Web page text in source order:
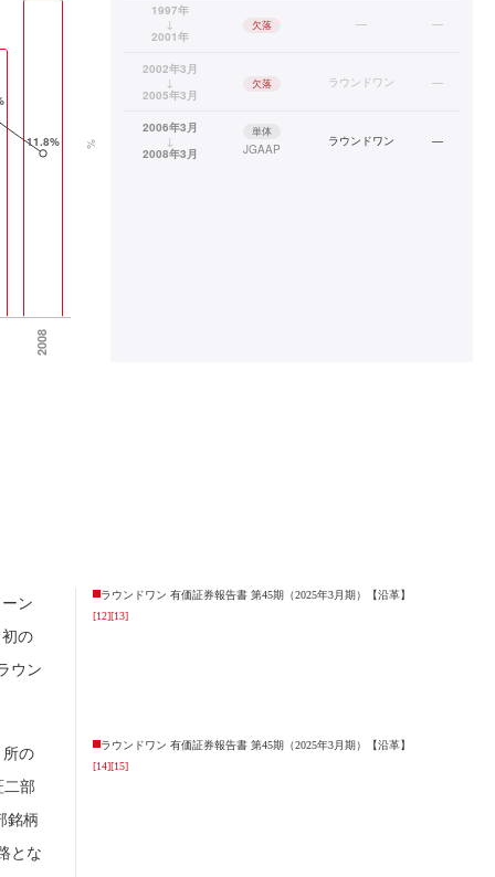
1997年
↓
2001年
欠落 — —
2002年3月
↓
2005年3月
欠落 ラウンドワン —
2006年3月
↓
2008年3月
単体
JGAAP
ラウンドワン —
ン
の
ウン
ラウンドワン 有価証券報告書 第45期（2025年3月期）【沿革】
[12][13]
所の
二部
銘柄
とな
ラウンドワン 有価証券報告書 第45期（2025年3月期）【沿革】
[14][15]